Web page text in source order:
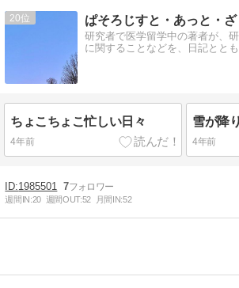
20 ぱそろじすと・あっと・
研究者で医学留学中の著者が、
に関することなどを、日記とと
ちょこちょこ忙しい日々
4年前
雪が降
4年前
1985501 7
週間IN:20 週間OUT:52 月間IN:52